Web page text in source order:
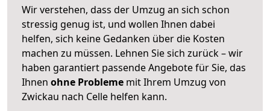
Wir verstehen, dass der Umzug an sich schon
stressig genug ist, und wollen Ihnen dabei
helfen, sich keine Gedanken über die Kosten
machen zu müssen. Lehnen Sie sich zurück – wir
haben garantiert passende Angebote für Sie, das
Ihnen ohne Probleme mit Ihrem Umzug von
Zwickau nach Celle helfen kann.